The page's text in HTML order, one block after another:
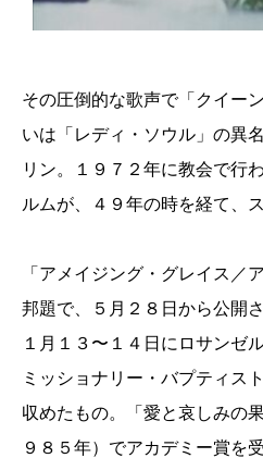
その圧倒的な歌声で「クイー
いは「レディ・ソウル」の異
リン。１９７２年に教会で行
ルムが、４９年の時を経て、
「アメイジング・グレイス／
邦題で、５月２８日から公開
１月１３〜１４日にロサンゼ
ミッショナリー・バプティス
収めたもの。「愛と哀しみの
９８５年）でアカデミー賞を